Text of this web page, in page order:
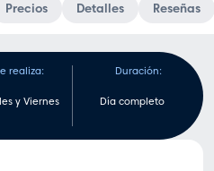
Precios Detalles Reseñas
realiza:
y Viernes
Duración:
Día completo